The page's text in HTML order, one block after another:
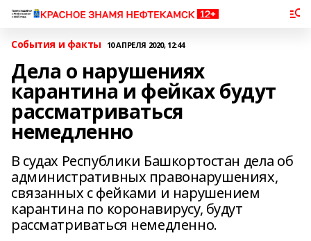
События и факты 10 АПРЕЛЯ 2020, 12:44
Дела о нарушениях
карантина и фейках будут
рассматриваться
немедленно
В судах Республики Башкортостан дела об
административных правонарушениях,
связанных с фейками и нарушением
карантина по коронавирусу, будут
рассматриваться немедленно.